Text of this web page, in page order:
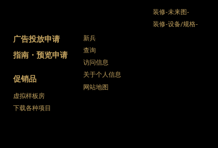
装修-未来图-
装修-设备/规格-
广告投放申请
指南・预览申请
促销品
虚拟样板房
下载各种项目
新兵
查询
访问信息
关于个人信息
网站地图